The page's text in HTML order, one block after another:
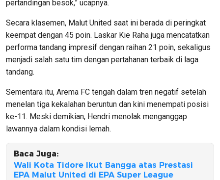
pertandingan besok,” ucapnya.
Secara klasemen, Malut United saat ini berada di peringkat
keempat dengan 45 poin. Laskar Kie Raha juga mencatatkan
performa tandang impresif dengan raihan 21 poin, sekaligus
menjadi salah satu tim dengan pertahanan terbaik di laga
tandang.
Sementara itu, Arema FC tengah dalam tren negatif setelah
menelan tiga kekalahan beruntun dan kini menempati posisi
ke-11. Meski demikian, Hendri menolak menganggap
lawannya dalam kondisi lemah.
Baca Juga:
Wali Kota Tidore Ikut Bangga atas Prestasi
EPA Malut United di EPA Super League